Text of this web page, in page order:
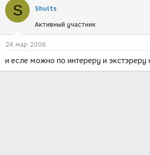
S Shults
Активный участник
24 мар 2006
и есле можно по интереру и экстэреру